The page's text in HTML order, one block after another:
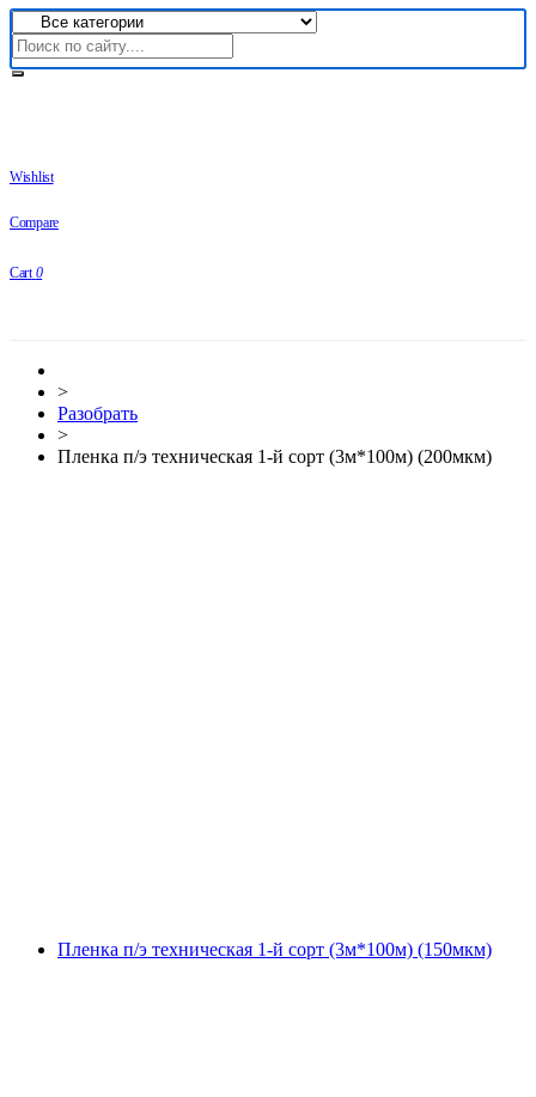
Wishlist
Compare
Cart 0
>
Разобрать
>
Пленка п/э техническая 1-й сорт (3м*100м) (200мкм)
Пленка п/э техническая 1-й сорт (3м*100м) (150мкм)